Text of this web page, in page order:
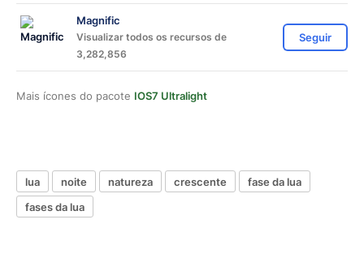
Magnific
Visualizar todos os recursos de
3,282,856
Seguir
Mais ícones do pacote IOS7 Ultralight
lua noite natureza crescente
fase da lua
fases da lua